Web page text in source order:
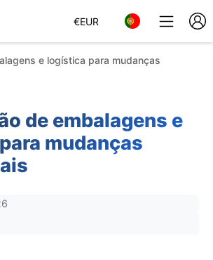
€EUR
e logística para mudanças
de embalagens e
mudanças